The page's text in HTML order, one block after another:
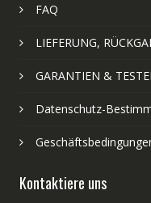
FAQ
LIEFERUNG,
GARANTIEN &
Datenschutz-
Kontaktiere uns